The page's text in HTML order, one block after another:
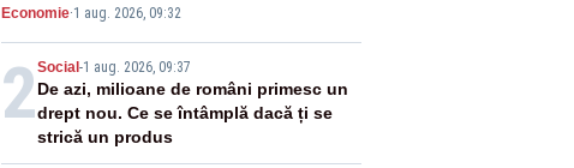
pune în pericol Centrala Cernavodă era
cunoscută de pe vremea lui Ceaușescu
Economie·1 aug. 2026, 09:32
2Social -1 aug. 2026, 09:37
De azi, milioane de români primesc un
drept nou. Ce se întâmplă dacă ți se
strică un produs